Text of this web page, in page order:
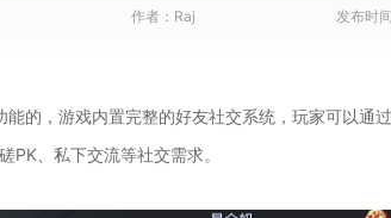
作者： Raj 发布时
的，游戏内置完整的好友社交系统，玩家可以通
PK、私下交流等社交需求。